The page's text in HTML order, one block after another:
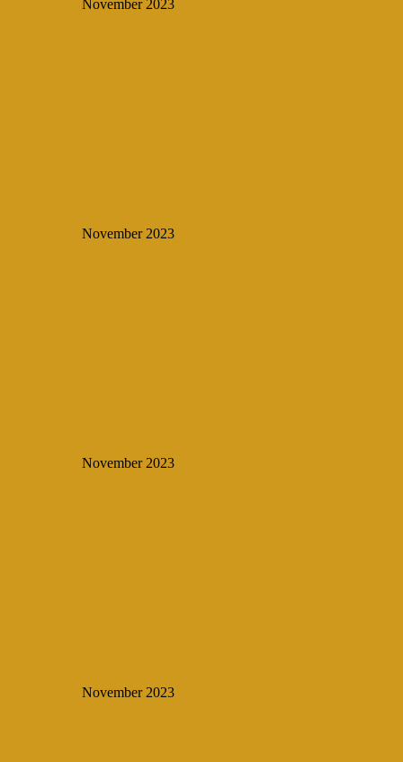
November 2023
November 2023
November 2023
November 2023